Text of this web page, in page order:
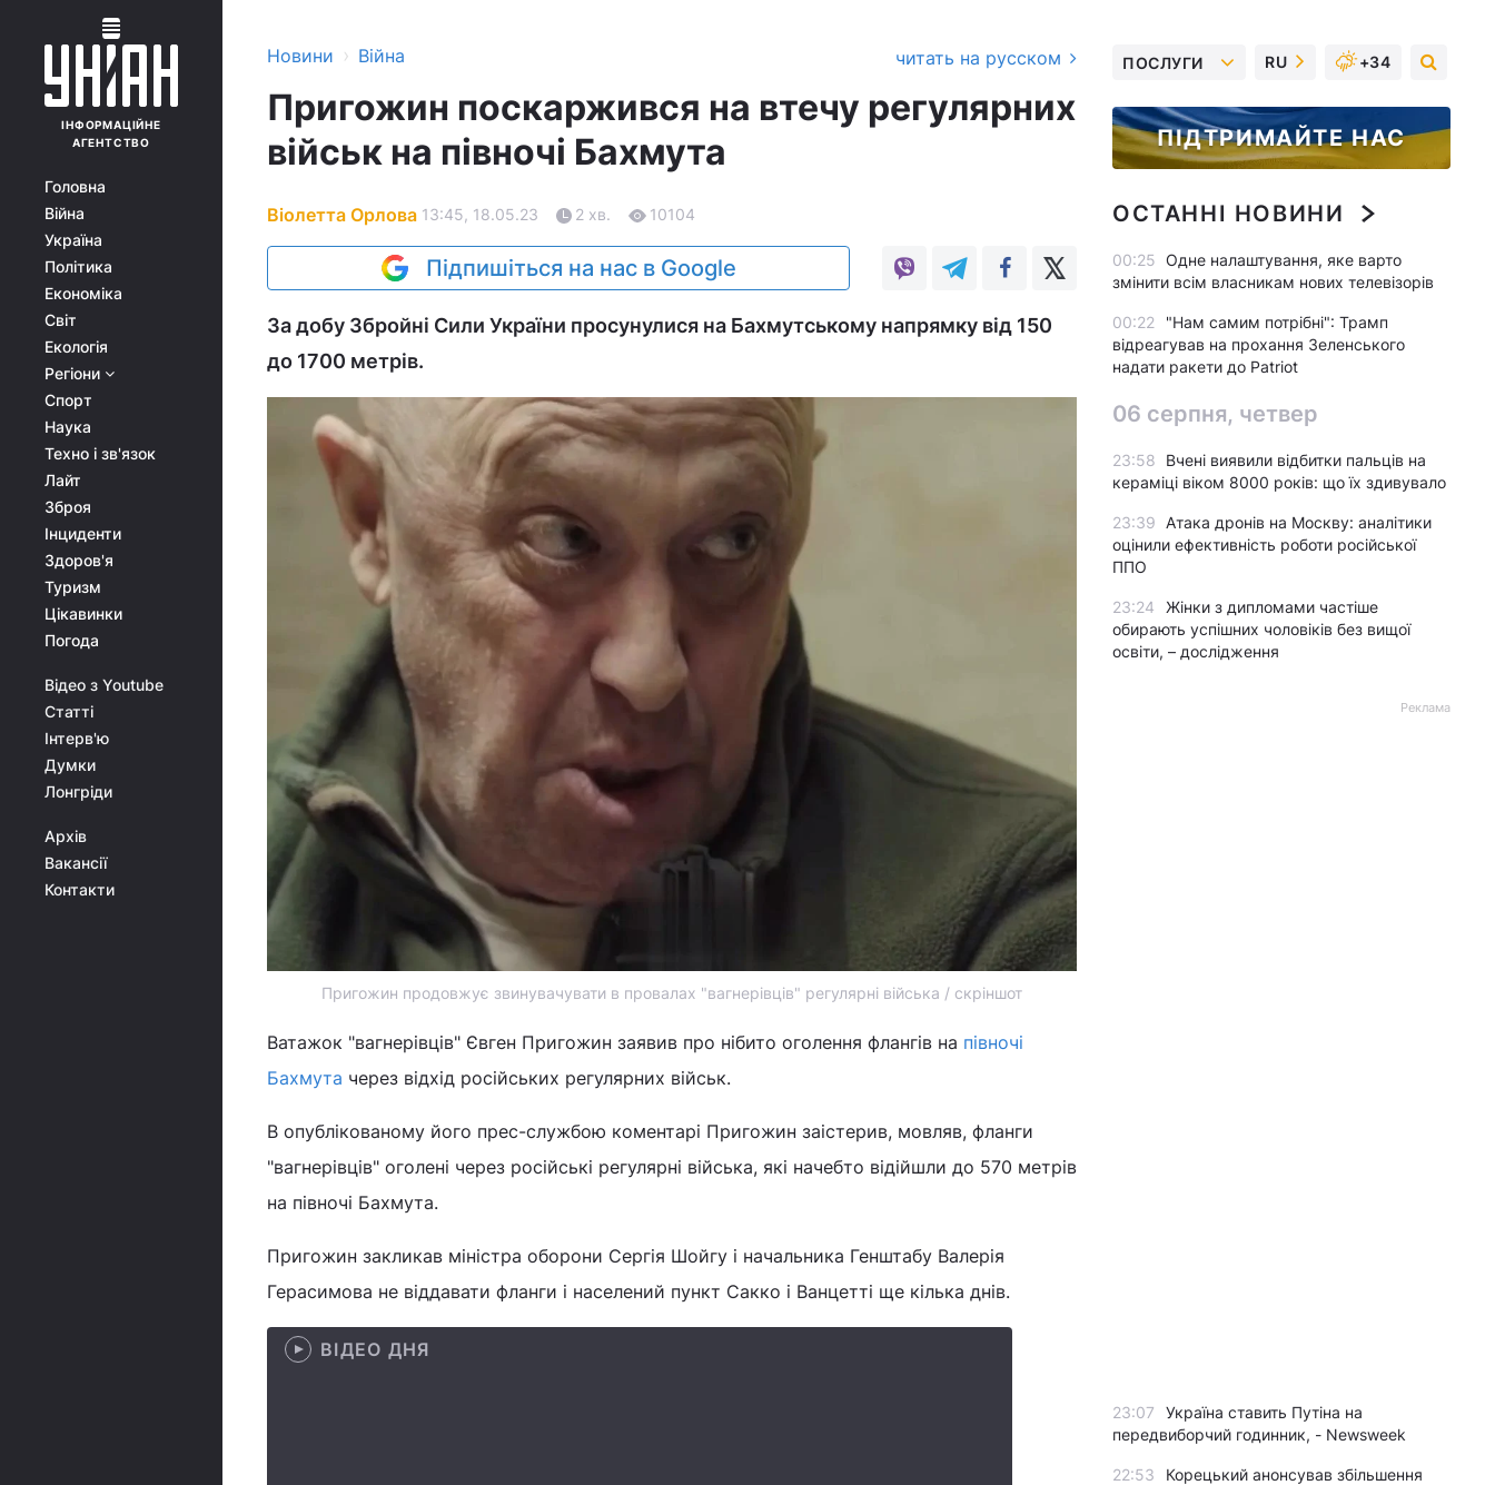
ІНФОРМАЦІЙНЕ
АГЕНТСТВО
Головна
Війна
Україна
Політика
Економіка
Світ
Екологія
Регіони
Спорт
Наука
Техно і зв'язок
Лайт
Зброя
Інциденти
Здоров'я
Туризм
Цікавинки
Погода
Відео з Youtube
Статті
Інтерв'ю
Думки
Лонгріди
Архів
Вакансії
Контакти
Новини › Війна читать на русском
Пригожин поскаржився на втечу регулярних
військ на півночі Бахмута
Віолетта Орлова 13:45, 18.05.23 2 хв. 10104
Підпишіться на нас в Google
За добу Збройні Сили України просунулися на Бахмутському напрямку від 150
до 1700 метрів.
Пригожин продовжує звинувачувати в провалах "вагнерівців" регулярні війська / скріншот
Ватажок "вагнерівців" Євген Пригожин заявив про нібито оголення флангів на півночі
Бахмута через відхід російських регулярних військ.
В опублікованому його прес-службою коментарі Пригожин заістерив, мовляв, фланги
"вагнерівців" оголені через російські регулярні війська, які начебто відійшли до 570 метрів
на півночі Бахмута.
Пригожин закликав міністра оборони Сергія Шойгу і начальника Генштабу Валерія
Герасимова не віддавати фланги і населений пункт Сакко і Ванцетті ще кілька днів.
ВІДЕО ДНЯ
ПОСЛУГИ RU +34
ПІДТРИМАЙТЕ НАС
ОСТАННІ НОВИНИ
00:25 Одне налаштування, яке варто
змінити всім власникам нових телевізорів
00:22
"Нам самим потрібні": Трамп
відреагував на прохання Зеленського
надати ракети до Patriot
06 серпня, четвер
23:58
Вчені виявили відбитки пальців на
кераміці віком 8000 років: що їх здивувало
23:39
Атака дронів на Москву: аналітики
оцінили ефективність роботи російської
ППО
23:24
Жінки з дипломами частіше
обирають успішних чоловіків без вищої
освіти, – дослідження
Реклама
23:07
Україна ставить Путіна на
передвиборчий годинник, - Newsweek
22:53
Корецький анонсував збільшення